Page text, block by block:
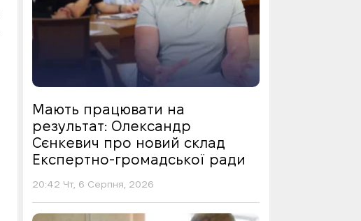
Мають працювати на
результат: Олександр
Сєнкевич про новий склад
Експертно-громадської ради
20:42 Чт, 6 Серпня, 2026